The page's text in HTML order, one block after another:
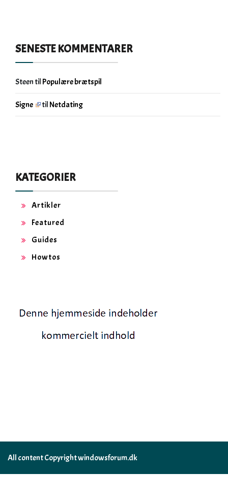
SENESTE KOMMENTARER
Steen til Populære brætspil
Signe til Netdating
KATEGORIER
Artikler
Featured
Guides
Howtos
All content Copyright windowsforum.dk